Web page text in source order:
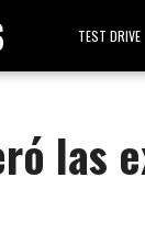
TEST DRIVE
las